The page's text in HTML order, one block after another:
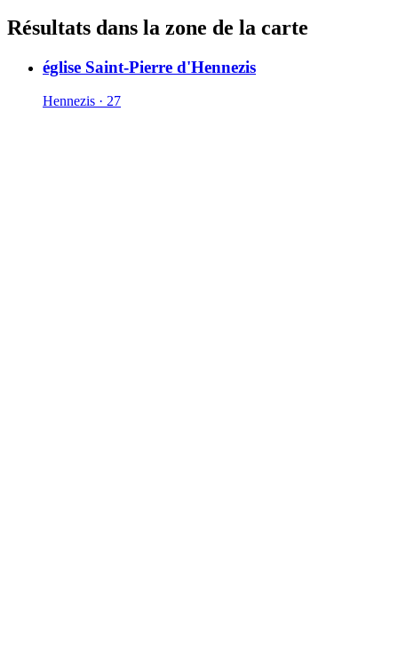
Résultats dans la zone de la carte
église Saint-Pierre d'Hennezis
Hennezis · 27